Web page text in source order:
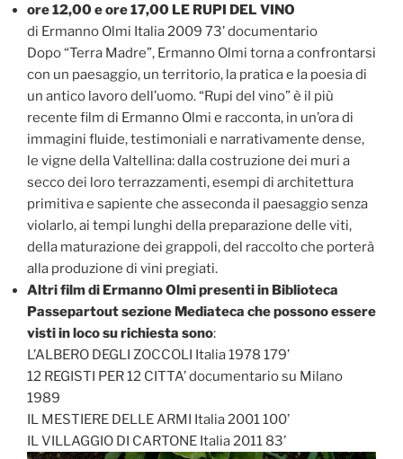
ore 12,00 e ore 17,00 LE RUPI DEL VINO
di Ermanno Olmi Italia 2009 73’ documentario
Dopo “Terra Madre”, Ermanno Olmi torna a confrontarsi
con un paesaggio, un territorio, la pratica e la poesia di
un antico lavoro dell’uomo. “Rupi del vino” è il più
recente film di Ermanno Olmi e racconta, in un’ora di
immagini fluide, testimoniali e narrativamente dense,
le vigne della Valtellina: dalla costruzione dei muri a
secco dei loro terrazzamenti, esempi di architettura
primitiva e sapiente che asseconda il paesaggio senza
violarlo, ai tempi lunghi della preparazione delle viti,
della maturazione dei grappoli, del raccolto che porterà
alla produzione di vini pregiati.
Altri film di Ermanno Olmi presenti in Biblioteca
Passepartout sezione Mediateca che possono essere
visti in loco su richiesta sono:
L’ALBERO DEGLI ZOCCOLI Italia 1978 179’
12 REGISTI PER 12 CITTA’ documentario su Milano
1989
IL MESTIERE DELLE ARMI Italia 2001 100’
IL VILLAGGIO DI CARTONE Italia 2011 83’